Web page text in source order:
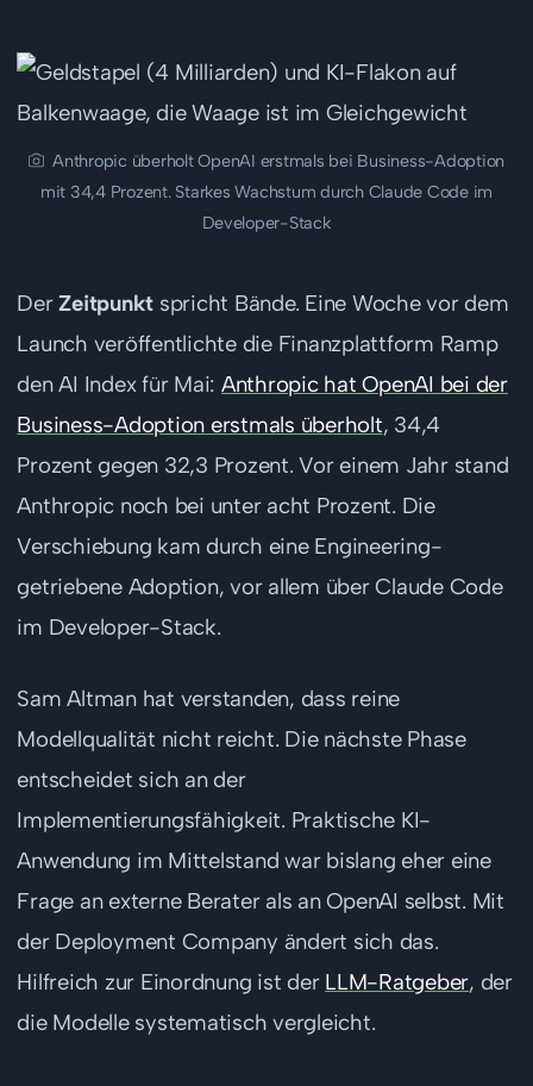
Anthropic überholt OpenAI erstmals bei Business-Adoption
mit 34,4 Prozent. Starkes Wachstum durch Claude Code im
Developer-Stack
DerZeitpunkt spricht Bände. Eine Woche vor dem
Launch veröffentlichte die Finanzplattform Ramp
den AI Index für Mai: Anthropic hat OpenAI bei der
Business-Adoption erstmals überholt, 34,4
Prozent gegen 32,3 Prozent. Vor einem Jahr stand
Anthropic noch bei unter acht Prozent. Die
Verschiebung kam durch eine Engineering-
getriebene Adoption, vor allem über Claude Code
im Developer-Stack.
Sam Altman hat verstanden, dass reine
Modellqualität nicht reicht. Die nächste Phase
entscheidet sich an der
Implementierungsfähigkeit. Praktische KI-
Anwendung im Mittelstand war bislang eher eine
Frage an externe Berater als an OpenAI selbst. Mit
der Deployment Company ändert sich das.
Hilfreich zur Einordnung ist der LLM-Ratgeber, der
die Modelle systematisch vergleicht.